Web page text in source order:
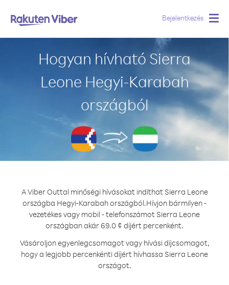
Bejelentkezés
Hogyan hívható Sierra
Leone Hegyi-Karabah
országból
A Viber Outtal minőségi hívásokat indíthat Sierra Leone
országba Hegyi-Karabah országból.Hívjon bármilyen -
vezetékes vagy mobil - telefonszámot Sierra Leone
országban akár 69.0 ¢ díjért percenként.
Vásároljon egyenlegcsomagot vagy hívási díjcsomagot,
hogy a legjobb percenkénti díjért hívhassa Sierra Leone
országot.